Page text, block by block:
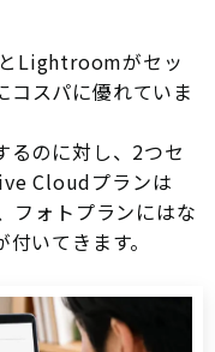
Lightroomがセッ
コスパに優れていま
のに対し、2つセ
Cloudプランは
フォトプランにはな
いてきます。